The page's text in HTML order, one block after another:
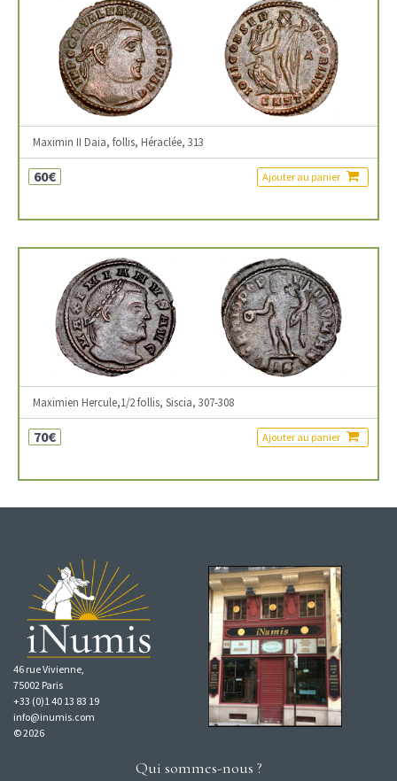
Maximin II Daia, follis, Héraclée, 313
60€ Ajouter au panier
Maximien Hercule,1/2 follis, Siscia, 307-308
70€ Ajouter au panier
46 rue Vivienne,
75002 Paris
+33 (0)1 40 13 83 19
info@inumis.com
© 2026
Qui sommes-nous ?